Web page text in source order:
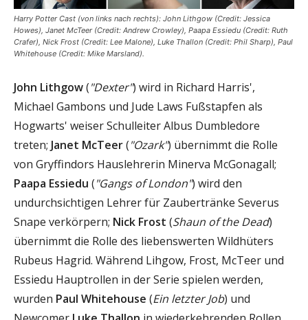
Harry Potter Cast (von links nach rechts): John Lithgow (Credit: Jessica
Howes), Janet McTeer (Credit: Andrew Crowley), Paapa Essiedu (Credit: Ruth
Crafer), Nick Frost (Credit: Lee Malone), Luke Thallon (Credit: Phil Sharp), Paul
Whitehouse (Credit: Mike Marsland).
John Lithgow("Dexter") wird in Richard Harris',
Michael Gambons und Jude Laws Fußstapfen als
Hogwarts' weiser Schulleiter Albus Dumbledore
treten; Janet McTeer("Ozark") übernimmt die Rolle
von Gryffindors Hauslehrerin Minerva McGonagall;
Paapa Essiedu ("Gangs of London") wird den
undurchsichtigen Lehrer für Zaubertränke Severus
Snape verkörpern; Nick Frost (Shaun of the Dead)
übernimmt die Rolle des liebenswerten Wildhüters
Rubeus Hagrid. Während Lihgow, Frost, McTeer und
Essiedu Hauptrollen in der Serie spielen werden,
wurden Paul Whitehouse (Ein letzter Job) und